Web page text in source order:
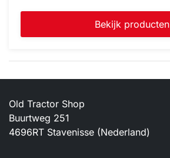
Bekijk producten
Old Tractor Shop
Buurtweg 251
4696RT Stavenisse (Nederland)